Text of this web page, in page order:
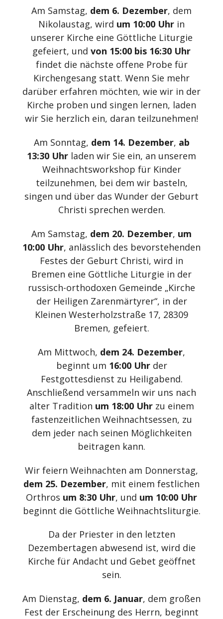
Am Samstag, dem 6. Dezember, dem
Nikolaustag, wird um 10:00 Uhr in
unserer Kirche eine Göttliche Liturgie
gefeiert, und von 15:00 bis 16:30 Uhr
findet die nächste offene Probe für
Kirchengesang statt. Wenn Sie mehr
darüber erfahren möchten, wie wir in der
Kirche proben und singen lernen, laden
wir Sie herzlich ein, daran teilzunehmen!
Am Sonntag, dem 14. Dezember, ab
13:30 Uhr laden wir Sie ein, an unserem
Weihnachtsworkshop für Kinder
teilzunehmen, bei dem wir basteln,
singen und über das Wunder der Geburt
Christi sprechen werden.
Am Samstag, dem 20. Dezember, um
10:00 Uhr, anlässlich des bevorstehenden
Festes der Geburt Christi, wird in
Bremen eine Göttliche Liturgie in der
russisch-orthodoxen Gemeinde „Kirche
der Heiligen Zarenmärtyrer“, in der
Kleinen Westerholzstraße 17, 28309
Bremen, gefeiert.
Am Mittwoch, dem 24. Dezember,
beginnt um 16:00 Uhrder
Festgottesdienst zu Heiligabend.
Anschließend versammeln wir uns nach
alter Tradition um 18:00 Uhrzu einem
fastenzeitlichen Weihnachtsessen, zu
dem jeder nach seinen Möglichkeiten
beitragen kann.
Wir feiern Weihnachten am Donnerstag,
dem 25. Dezember, mit einem festlichen
Orthros um 8:30 Uhr, und um 10:00 Uhr
beginnt die Göttliche Weihnachtsliturgie.
Da der Priester in den letzten
Dezembertagen abwesend ist, wird die
Kirche für Andacht und Gebet geöffnet
sein.
Am Dienstag, dem 6. Januar, dem großen
Fest der Erscheinung des Herrn, beginnt